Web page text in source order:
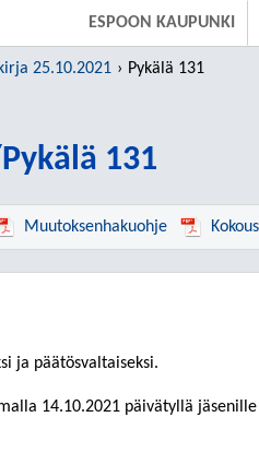
ESPOON KAUPUNKI
25.10.2021 Pykälä 131
131
Muutoksenhakuohje
ja päätösvaltaiseksi.
14.10.2021päivätyllä